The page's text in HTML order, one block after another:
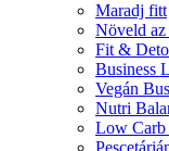
Maradj fitt
Növeld az
Fit &
Business
Vegán
Nutri
Low Carb